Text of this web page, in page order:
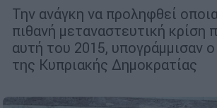
Την ανάγκη να προληφθεί
πιθανή μεταναστευτική κρίση
αυτή του 2015, υπογράμμισαν
της Κυπριακής Δημοκρατίας